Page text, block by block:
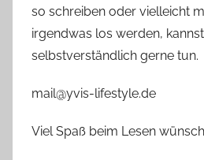
so schreiben oder vielleicht
irgendwas los werden,
selbstverständlich gerne tun.
mail@yvis-lifestyle.de
Viel Spaß beim Lesen